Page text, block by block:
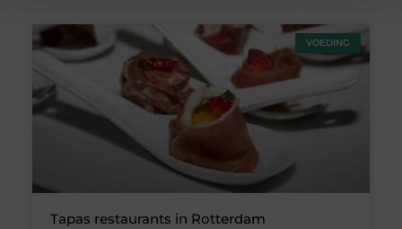
VOEDING
Tapas restaurants in Rotterdam